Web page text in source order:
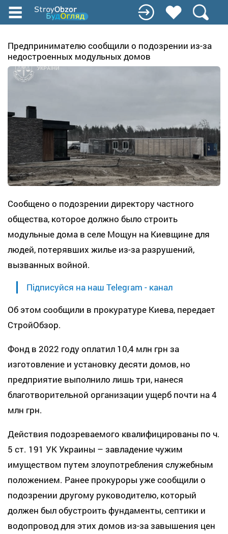
Перейти
содержанию
Предпринимателю сообщили о подозрении из-за
недостроенных модульных домов
Сообщено о подозрении директору частного
общества, которое должно было строить
модульные дома в селе Мощун на Киевщине для
людей, потерявших жилье из-за разрушений,
вызванных войной.
Підписуйся на наш Telegram - канал
Об этом сообщили в прокуратуре Киева, передает
СтройОбзор.
Фонд в 2022 году оплатил 10,4 млн грн за
изготовление и установку десяти домов, но
предприятие выполнило лишь три, нанеся
благотворительной организации ущерб почти на 4
млн грн.
Действия подозреваемого квалифицированы по ч.
5 ст. 191 УК Украины – завладение чужим
имуществом путем злоупотребления служебным
положением. Ранее прокуроры уже сообщили о
подозрении другому руководителю, который
должен был обустроить фундаменты, септики и
водопровод для этих домов из-за завышения цен